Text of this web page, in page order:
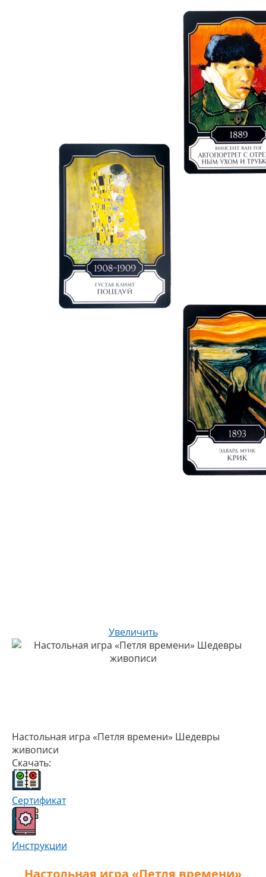
Увеличить
Настольная игра «Петля времени» Шедевры
живописи
Скачать:
Сертификат
Инструкции
Настольная игра «Петля времени»